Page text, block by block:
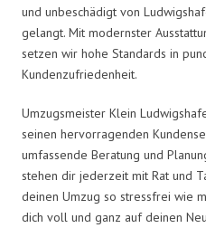
und unbeschädigt von
gelangt. Mit modernster
setzen wir hohe Standards in
Kundenzufriedenheit.
Umzugsmeister Klein
seinen hervorragenden
umfassende Beratung und
stehen dir jederzeit mit Rat und
deinen Umzug so stressfrei wie
dich voll und ganz auf deinen